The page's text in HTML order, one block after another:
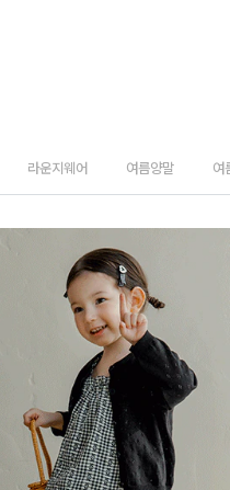
라운지웨어 여름양말 여